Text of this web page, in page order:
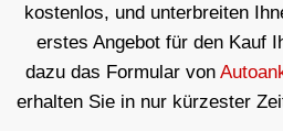
kostenlos, und unterbreiten
erstes Angebot für den Kauf
dazu das Formular von
erhalten Sie in nur kürzester